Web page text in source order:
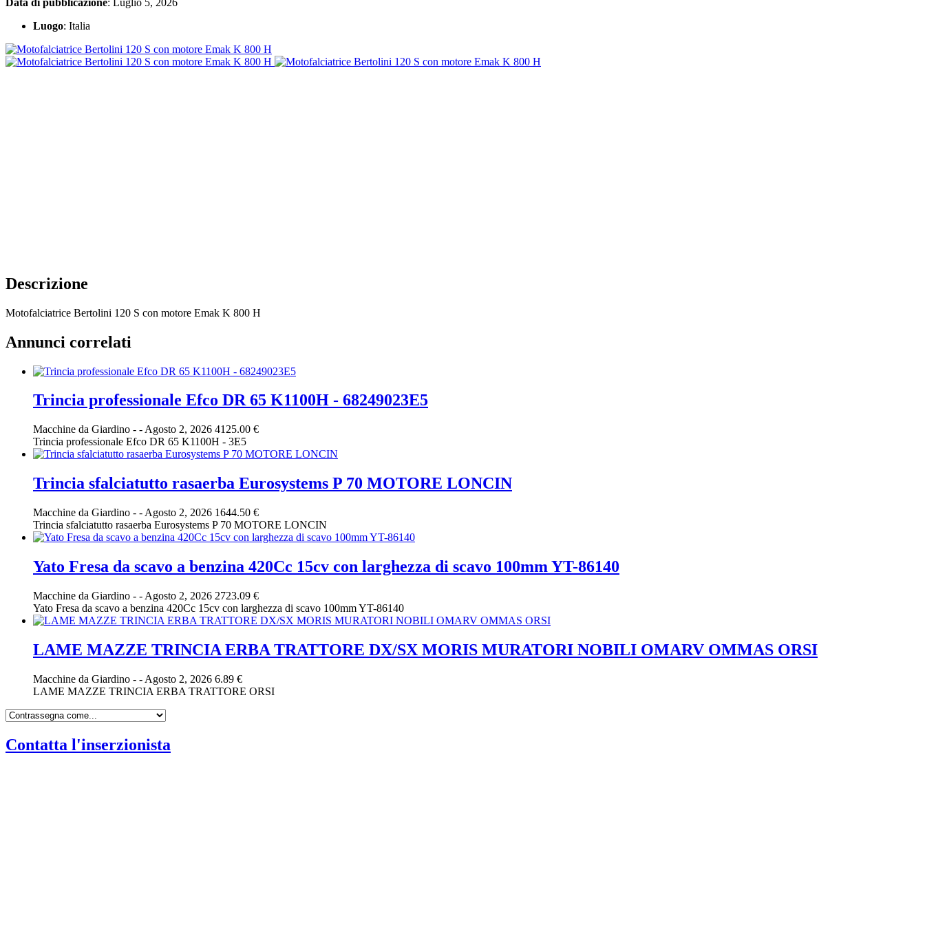
Luogo: Italia
Descrizione
Motofalciatrice Bertolini 120 S con motore Emak K 800 H
Annunci correlati
Trincia professionale Efco DR 65 K1100H - 68249023E5
Macchine da Giardino - - Agosto 2, 2026 4125.00 €
Trincia professionale Efco DR 65 K1100H - 3E5
Trincia sfalciatutto rasaerba Eurosystems P 70 MOTORE LONCIN
Macchine da Giardino - - Agosto 2, 2026 1644.50 €
Trincia sfalciatutto rasaerba Eurosystems P 70 MOTORE LONCIN
Yato Fresa da scavo a benzina 420Cc 15cv con larghezza di scavo 100mm YT-86140
Macchine da Giardino - - Agosto 2, 2026 2723.09 €
Yato Fresa da scavo a benzina 420Cc 15cv con larghezza di scavo 100mm YT-86140
LAME MAZZE TRINCIA ERBA TRATTORE DX/SX MORIS MURATORI NOBILI OMARV OMMAS ORSI
Macchine da Giardino - - Agosto 2, 2026 6.89 €
LAME MAZZE TRINCIA ERBA TRATTORE ORSI
Contatta l'inserzionista